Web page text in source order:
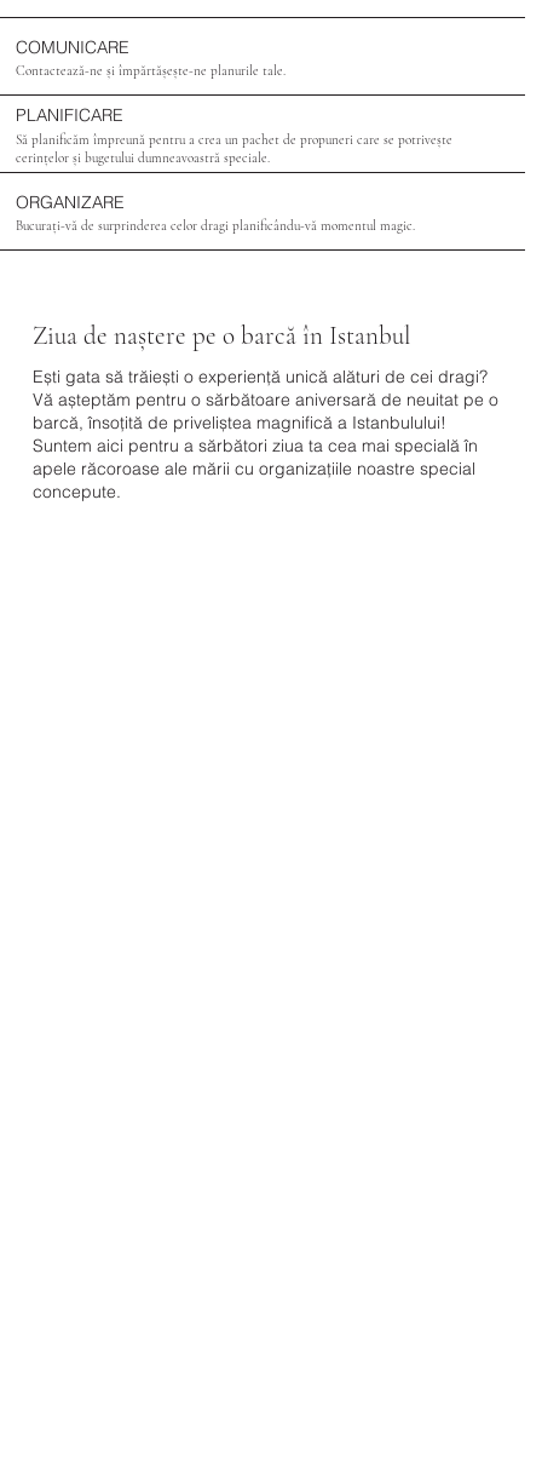
COMUNICARE
Contactează-ne și împărtășește-ne planurile tale.
PLANIFICARE
Să planificăm împreună pentru a crea un pachet de propuneri care se potrivește
cerințelor și bugetului dumneavoastră speciale.
ORGANIZARE
Bucurați-vă de surprinderea celor dragi planificându-vă momentul magic.
Ziua de naștere pe o barcă în Istanbul
Ești gata să trăiești o experiență unică alături de cei dragi?
Vă așteptăm pentru o sărbătoare aniversară de neuitat pe o
barcă, însoțită de priveliștea magnifică a Istanbulului!
Suntem aici pentru a sărbători ziua ta cea mai specială în
apele răcoroase ale mării cu organizațiile noastre special
concepute.